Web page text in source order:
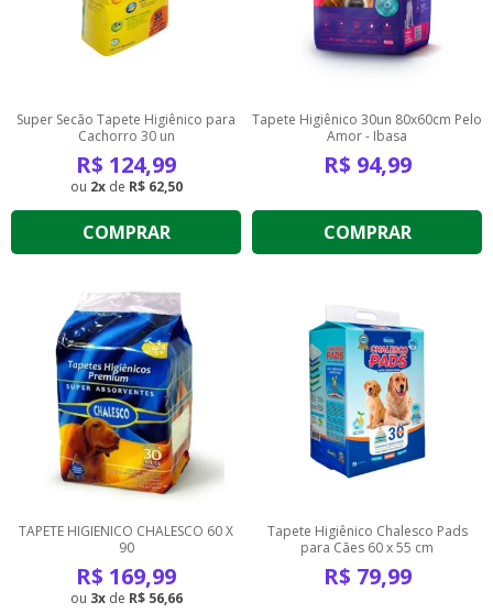
Super Secão Tapete Higiênico para
Cachorro 30 un
R$ 124,99
2 de R$ 62,50
COMPRAR
Tapete Higiênico 30un 80x60cm Pelo
Amor - Ibasa
R$ 94,99
COMPRAR
TAPETE HIGIENICO CHALESCO 60 X
90
R$ 169,99
3 de R$ 56,66
Tapete Higiênico Chalesco Pads
para Cães 60 x 55 cm
R$ 79,99